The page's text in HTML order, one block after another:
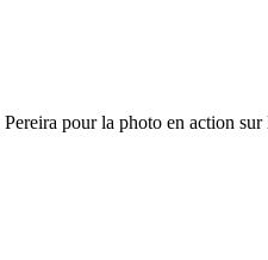
pour la photo en action sur